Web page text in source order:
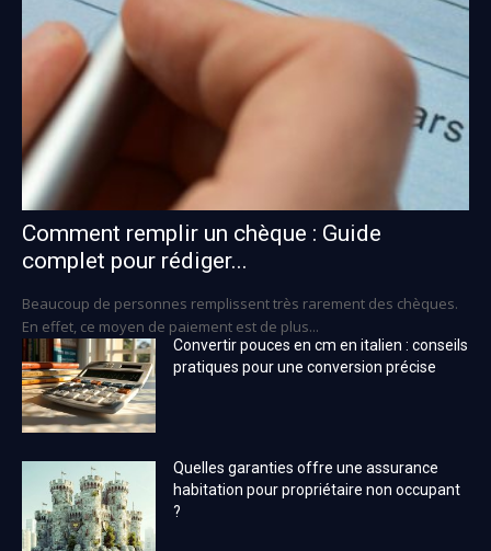
Comment remplir un chèque : Guide
complet pour rédiger...
Beaucoup de personnes remplissent très rarement des chèques.
En effet, ce moyen de paiement est de plus...
Convertir pouces en cm en italien : conseils
pratiques pour une conversion précise
Quelles garanties offre une assurance
habitation pour propriétaire non occupant
?